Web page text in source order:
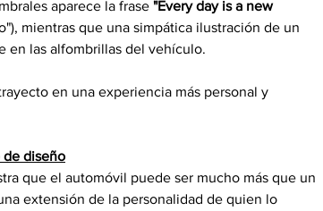
aparece la frase "Every day is a new
mientras que una simpática ilustración de un
en las alfombrillas del vehículo.
en una experiencia más personal y
diseño
que el automóvil puede ser mucho más que un
extensión de la personalidad de quien lo